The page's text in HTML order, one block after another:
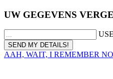
UW GEGEVENS
AAH, WAIT, I REMEMBER